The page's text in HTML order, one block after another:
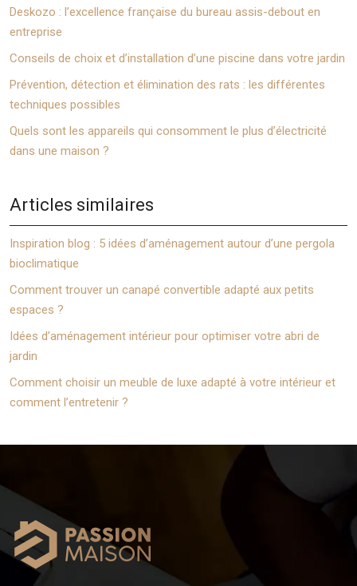
Deskozo : l’excellence française du bureau assis-debout en
entreprise
Conseils de choix et d’installation d’une piscine dans votre jardin
Prévention, détection et élimination des rats : les différentes
techniques possibles
Quels sont les appareils qui consomment le plus d’électricité
dans une maison ?
Articles similaires
Inspiration blog : 5 idées d’aménagement autour d’une pergola
bioclimatique
Comment trouver un canapé convertible adapté aux petits
espaces ?
Idées d’aménagement intérieur pour optimiser votre abri de
jardin
Comment choisir un meuble de luxe adapté à votre intérieur et
comment l’entretenir ?